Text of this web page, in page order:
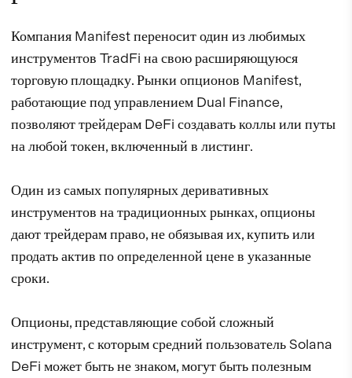
Компания Manifest переносит один из любимых
инструментов TradFi на свою расширяющуюся
торговую площадку. Рынки опционов Manifest,
работающие под управлением Dual Finance,
позволяют трейдерам DeFi создавать коллы или путы
на любой токен, включенный в листинг.
Один из самых популярных деривативных
инструментов на традиционных рынках, опционы
дают трейдерам право, не обязывая их, купить или
продать актив по определенной цене в указанные
сроки.
Опционы, представляющие собой сложный
инструмент, с которым средний пользователь Solana
DeFi может быть не знаком, могут быть полезным